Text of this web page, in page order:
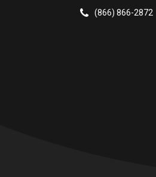
(866) 866-2872